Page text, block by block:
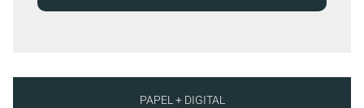
PAPEL + DIGITAL